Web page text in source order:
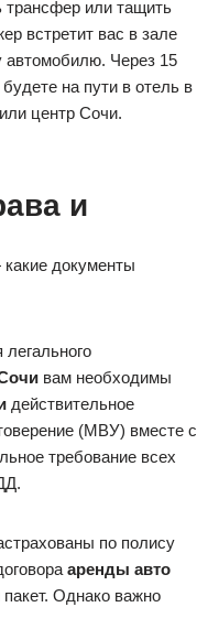
трансфер или тащить
встретит вас в зале
автомобилю. Через 15
на пути в отель в
центр Сочи.
и
документы
легального
вам необходимы
действительное
(МВУ) вместе с
требование всех
по полису
аренды авто
Однако важно